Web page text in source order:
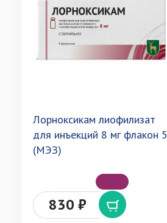
Лорноксикам лиофилизат
для инъекций 8 мг флакон 5
(МЭЗ)
830 ₽